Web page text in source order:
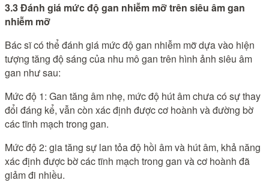
3.3 Đánh giá mức độ gan nhiễm mỡ trên siêu âm gan
nhiễm mỡ
Bác sĩ có thể đánh giá mức độ gan nhiễm mỡ dựa vào hiện
tượng tăng độ sáng của nhu mô gan trên hình ảnh siêu âm
gan như sau:
Mức độ 1: Gan tăng âm nhẹ, mức độ hút âm chưa có sự thay
đổi đáng kể, vẫn còn xác định được cơ hoành và đường bờ
các tĩnh mạch trong gan.
Mức độ 2: gia tăng sự lan tỏa độ hồi âm và hút âm, khả năng
xác định được bờ các tĩnh mạch trong gan và cơ hoành đã
giảm đi nhiều.